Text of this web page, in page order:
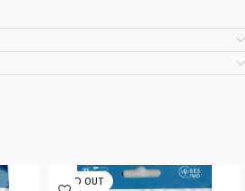
SOLD OUT